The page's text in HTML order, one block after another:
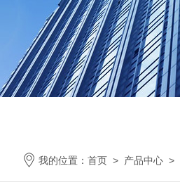
我的位置： 首页 > 产品中心 >